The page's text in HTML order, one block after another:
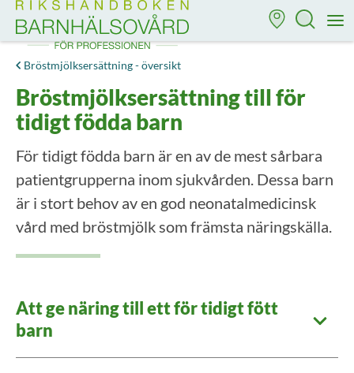
Till startsidan för Rikshandboken i barnhälsovård
Bröstmjölksersättning - översikt
Bröstmjölksersättning till för
tidigt födda barn
För tidigt födda barn är en av de mest sårbara
patientgrupperna inom sjukvården. Dessa barn
är i stort behov av en god neonatalmedicinsk
vård med bröstmjölk som främsta näringskälla.
Att ge näring till ett för tidigt fött
barn